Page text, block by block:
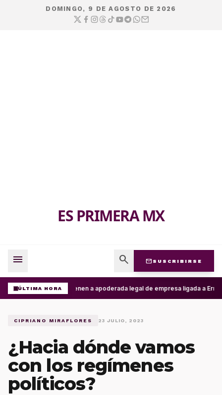
DOMINGO, 9 DE AGOSTO DE 2026
ES PRIMERA MX
menu search mail SUSCRIBIRSE
ÚLTIMA HORADetienen a apoderada legal de empresa ligada a
CIPRIANO MIRAFLORES 23 JULIO, 2023
¿Hacia dónde vamos
con los regímenes
políticos?